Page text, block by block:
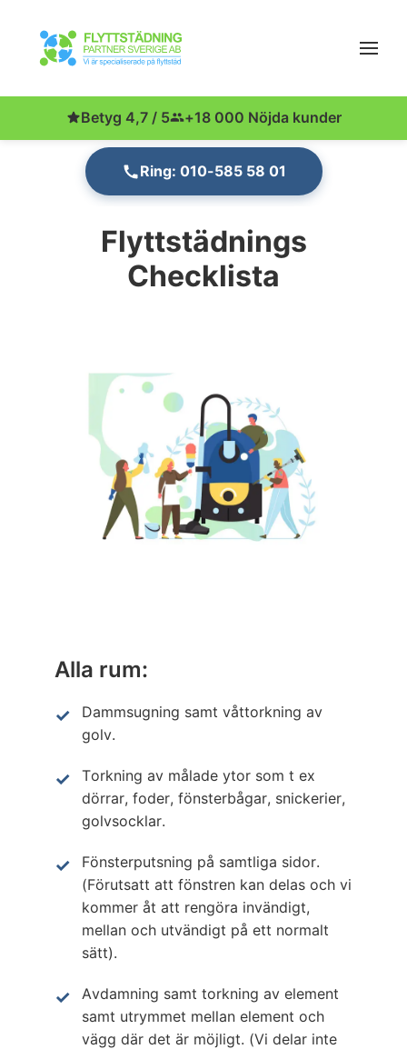
Betyg 4,7 / 5 +18 000 Nöjda kunder
Ring: 010-585 58 01
Flyttstädnings
Checklista
Alla rum:
Dammsugning samt våttorkning av
golv.
Torkning av målade ytor som t ex
dörrar, foder, fönsterbågar, snickerier,
golvsocklar.
Fönsterputsning på samtliga sidor.
(Förutsatt att fönstren kan delas och vi
kommer åt att rengöra invändigt,
mellan och utvändigt på ett normalt
sätt).
Avdamning samt torkning av element
samt utrymmet mellan element och
vägg där det är möjligt. (Vi delar inte